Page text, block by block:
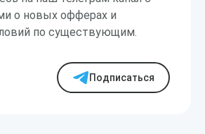
о новых офферах и
по существующим.
Подписаться